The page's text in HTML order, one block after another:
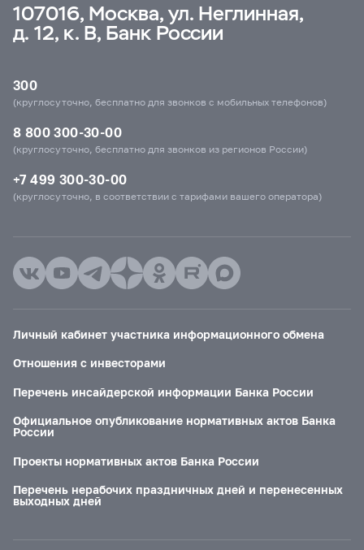
107016, Москва, ул. Неглинная,
д. 12, к. В, Банк России
300
(круглосуточно, бесплатно для звонков с мобильных телефонов)
8 800 300-30-00
(круглосуточно, бесплатно для звонков из регионов России)
+7 499 300-30-00
(круглосуточно, в соответствии с тарифами вашего оператора)
Личный кабинет участника информационного обмена
Отношения с инвесторами
Перечень инсайдерской информации Банка России
Официальное опубликование нормативных актов Банка
России
Проекты нормативных актов Банка России
Перечень нерабочих праздничных дней и перенесенных
выходных дней